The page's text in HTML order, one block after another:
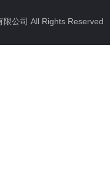
车衡
平
限公司 All Rights